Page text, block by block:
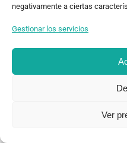
negativamente a ciertas
Gestionar los servicios
Ver